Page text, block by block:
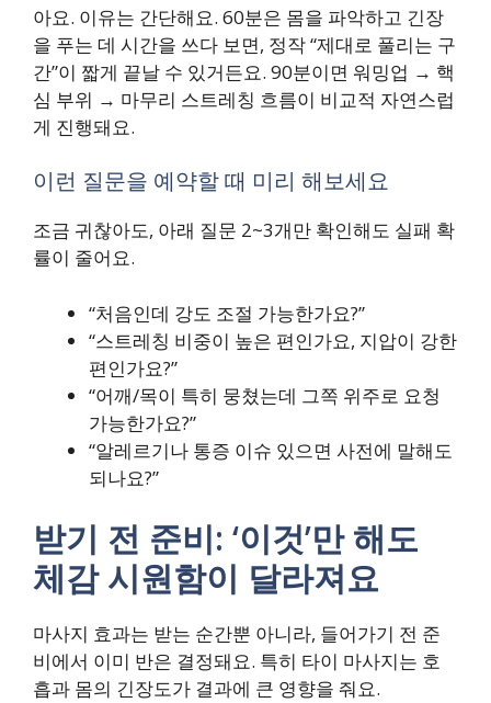
아요. 이유는 간단해요. 60분은 몸을 파악하고 긴장
을 푸는 데 시간을 쓰다 보면, 정작 “제대로 풀리는 구
간”이 짧게 끝날 수 있거든요. 90분이면 워밍업 → 핵
심 부위 → 마무리 스트레칭 흐름이 비교적 자연스럽
게 진행돼요.
이런 질문을 예약할 때 미리 해보세요
조금 귀찮아도, 아래 질문 2~3개만 확인해도 실패 확
률이 줄어요.
“처음인데 강도 조절 가능한가요?”
“스트레칭 비중이 높은 편인가요, 지압이 강한
편인가요?”
“어깨/목이 특히 뭉쳤는데 그쪽 위주로 요청
가능한가요?”
“알레르기나 통증 이슈 있으면 사전에 말해도
되나요?”
받기 전 준비: ‘이것’만 해도
체감 시원함이 달라져요
마사지 효과는 받는 순간뿐 아니라, 들어가기 전 준
비에서 이미 반은 결정돼요. 특히 타이 마사지는 호
흡과 몸의 긴장도가 결과에 큰 영향을 줘요.